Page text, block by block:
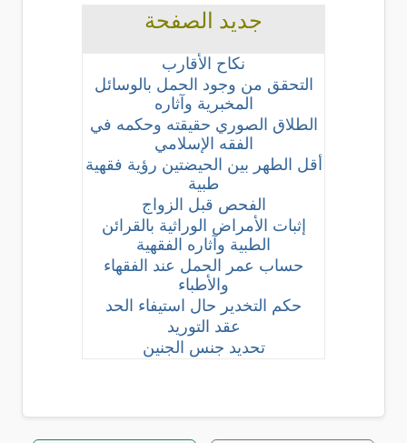
جديد الصفحة
نكاح الأقارب
التحقق من وجود الحمل بالوسائل
المخبرية وآثاره
الطلاق الصوري حقيقته وحكمه في
الفقه الإسلامي
أقل الطهر بين الحيضتين رؤية فقهية
طبية
الفحص قبل الزواج
إثبات الأمراض الوراثية بالقرائن
الطبية وآثاره الفقهية
حساب عمر الحمل عند الفقهاء
والأطباء
حكم التخدير حال استيفاء الحد
عقد التوريد
تحديد جنس الجنين